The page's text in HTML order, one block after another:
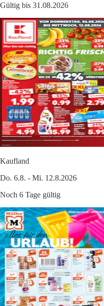
Gültig bis 31.08.2026
Kaufland
Do. 6.8. - Mi. 12.8.2026
Noch 6 Tage gültig